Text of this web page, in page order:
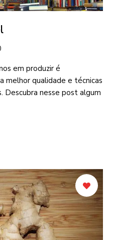
em produzir é
melhor qualidade e técnicas
Descubra nesse post algum